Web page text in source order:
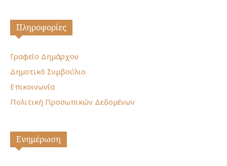
Πληροφορίες
Γραφείο Δημάρχου
Δημοτικό Συμβούλιο
Επικοινωνία
Πολιτική Προσωπικών Δεδομένων
Ενημέρωση